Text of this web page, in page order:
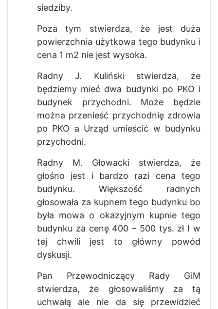
siedziby.
Poza tym stwierdza, że jest duża
powierzchnia użytkowa tego budynku i
cena 1 m2 nie jest wysoka.
Radny J. Kuliński stwierdza, że
będziemy mieć dwa budynki po PKO i
budynek przychodni. Może będzie
można przenieść przychodnię zdrowia
po PKO a Urząd umieścić w budynku
przychodni.
Radny M. Głowacki stwierdza, że
głośno jest i bardzo razi cena tego
budynku. Większość radnych
głosowała za kupnem tego budynku bo
była mowa o okazyjnym kupnie tego
budynku za cenę 400 – 500 tys. zł I w
tej chwili jest to główny powód
dyskusji.
Pan Przewodniczący Rady GiM
stwierdza, że głosowaliśmy za tą
uchwałą ale nie da się przewidzieć